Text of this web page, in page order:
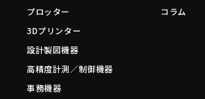
プロッター
3Dプリンター
設計製図機器
高精度計測／制御機器
事務機器
コラム